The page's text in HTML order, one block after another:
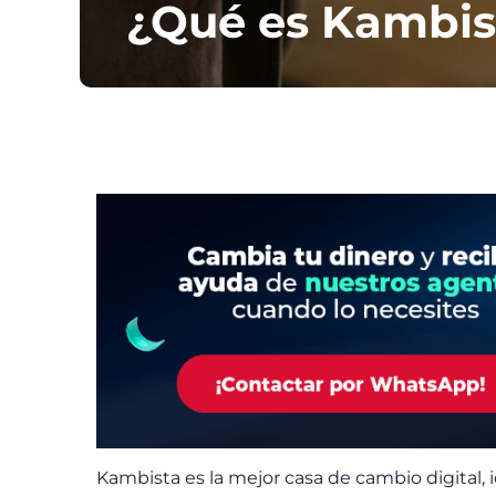
¿Qué es
Kambista es la mejor casa de cambio